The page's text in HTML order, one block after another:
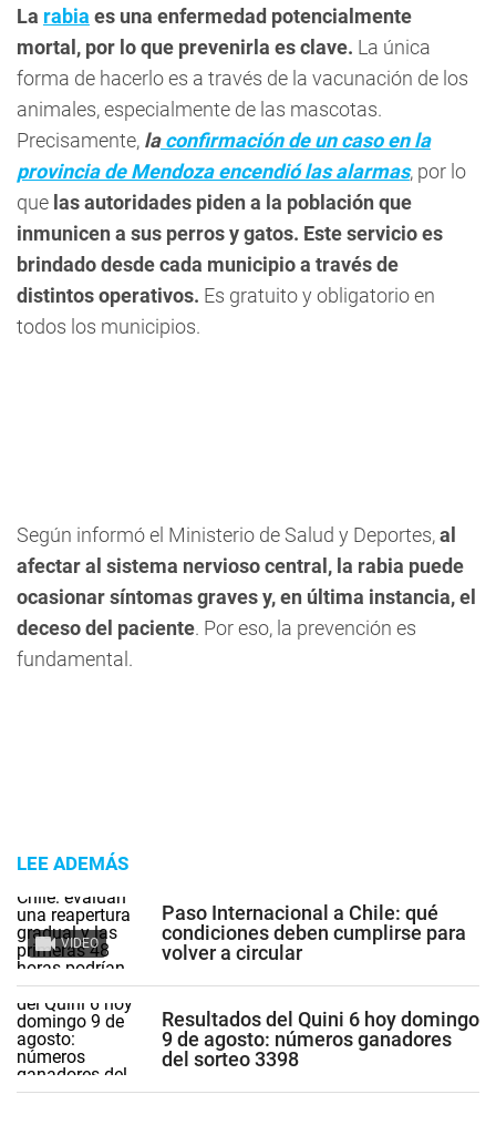
La rabia es una enfermedad potencialmente
mortal, por lo que prevenirla es clave. La única
forma de hacerlo es a través de la vacunación de los
animales, especialmente de las mascotas.
Precisamente, laconfirmación de un caso en la
provincia de Mendoza encendió las alarmas, por lo
que las autoridades piden a la población que
inmunicen a sus perros y gatos. Este servicio es
brindado desde cada municipio a través de
distintos operativos. Es gratuito y obligatorio en
todos los municipios.
Según informó el Ministerio de Salud y Deportes,al
afectar al sistema nervioso central, la rabia puede
ocasionar síntomas graves y, en última instancia, el
deceso del paciente. Por eso, la prevención es
fundamental.
LEE ADEMÁS
VIDEO
Paso Internacional a Chile: qué
condiciones deben cumplirse para
volver a circular
Resultados del Quini 6 hoy domingo
9 de agosto: números ganadores
del sorteo 3398